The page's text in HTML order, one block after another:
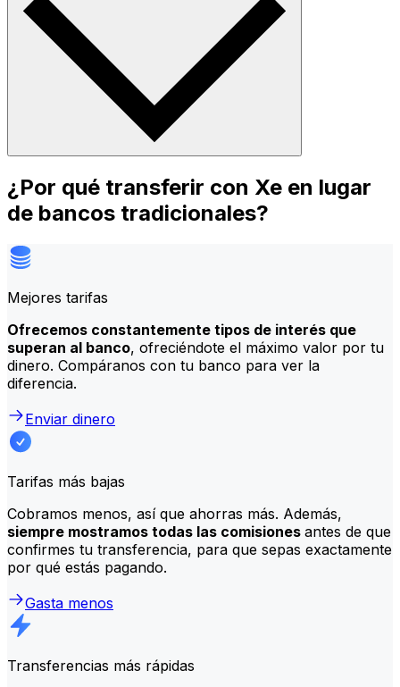
¿Por qué transferir con Xe en lugar
de bancos tradicionales?
Mejores tarifas
Ofrecemos constantemente tipos de interés que
superan al banco, ofreciéndote el máximo valor por tu
dinero. Compáranos con tu banco para ver la
diferencia.
Enviar dinero
Tarifas más bajas
Cobramos menos, así que ahorras más. Además,
siempre mostramos todas las comisiones antes de que
confirmes tu transferencia, para que sepas exactamente
por qué estás pagando.
Gasta menos
Transferencias más rápidas